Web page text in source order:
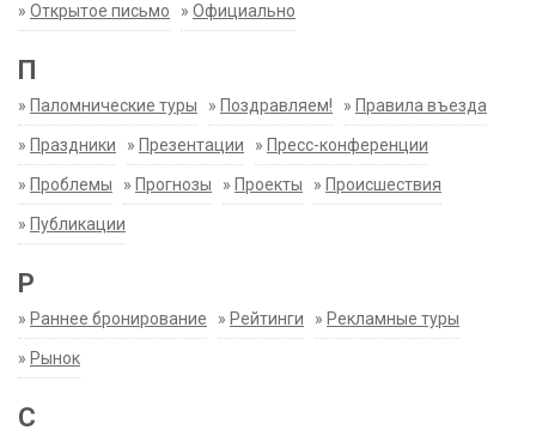
» Открытое письмо » Официально
П
» Паломнические туры » Поздравляем! » Правила въезда
» Праздники » Презентации » Пресс-конференции
» Проблемы » Прогнозы » Проекты » Происшествия
» Публикации
Р
» Раннее бронирование » Рейтинги » Рекламные туры
» Рынок
С